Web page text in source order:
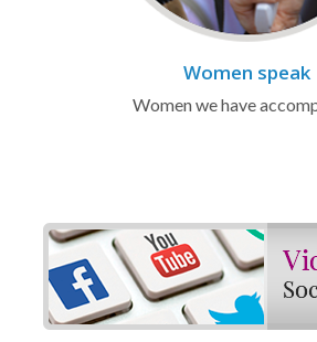
Women speak
Women we have